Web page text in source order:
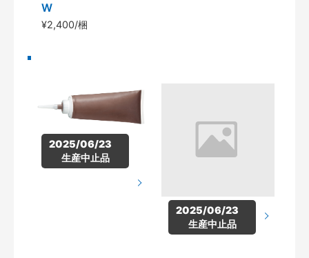
W
¥2,400/梱
2025/06/23
生産中止品
2025/06/23
生産中止品